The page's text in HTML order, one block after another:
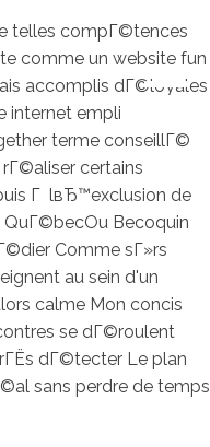
telles compГ©tences
comme un website fun
accomplis dГ©loyales
internet empli
terme conseillГ©
certains
Г lвЂ™exclusion de
Becoquin
Comme sГ»rs
au sein d'un
calme Mon concis
se dГ©roulent
dГ©tecter Le plan
sans perdre de temps